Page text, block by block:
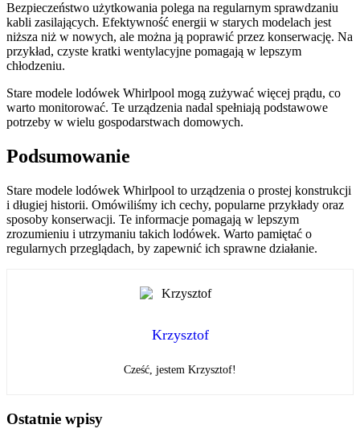
Bezpieczeństwo użytkowania polega na regularnym sprawdzaniu
kabli zasilających. Efektywność energii w starych modelach jest
niższa niż w nowych, ale można ją poprawić przez konserwację. Na
przykład, czyste kratki wentylacyjne pomagają w lepszym
chłodzeniu.
Stare modele lodówek Whirlpool mogą zużywać więcej prądu, co
warto monitorować. Te urządzenia nadal spełniają podstawowe
potrzeby w wielu gospodarstwach domowych.
Podsumowanie
Stare modele lodówek Whirlpool to urządzenia o prostej konstrukcji
i długiej historii. Omówiliśmy ich cechy, popularne przykłady oraz
sposoby konserwacji. Te informacje pomagają w lepszym
zrozumieniu i utrzymaniu takich lodówek. Warto pamiętać o
regularnych przeglądach, by zapewnić ich sprawne działanie.
Krzysztof
Cześć, jestem Krzysztof!
Ostatnie wpisy